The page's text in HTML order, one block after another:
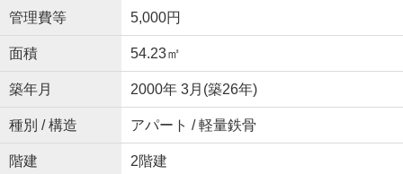
管理費等 5,000円
面積 54.23㎡
築年月 2000年 3月(築26年)
種別 / 構造 アパート / 軽量鉄骨
階建 2階建